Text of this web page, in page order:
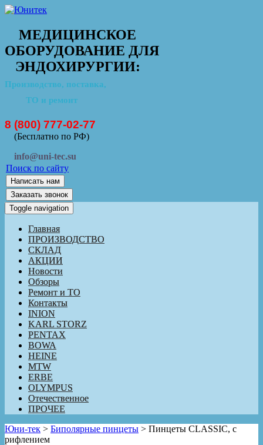
МЕДИЦИНСКОЕ
ОБОРУДОВАНИЕ ДЛЯ
ЭНДОХИРУРГИИ:
Производство, поставка,
ТО и ремонт
8 (800) 777-02-77
(Бесплатно по РФ)
info@uni-tec.su
Поиск по сайту
Написать нам
Заказать звонок
Toggle navigation
Главная
ПРОИЗВОДСТВО
СКЛАД
АКЦИИ
Новости
Обзоры
Ремонт и ТО
Контакты
INION
KARL STORZ
PENTAX
BOWA
HEINE
MTW
ERBE
OLYMPUS
Отечественное
ПРОЧЕЕ
Юни-тек > Биполярные пинцеты > Пинцеты CLASSIC, с
рифлением